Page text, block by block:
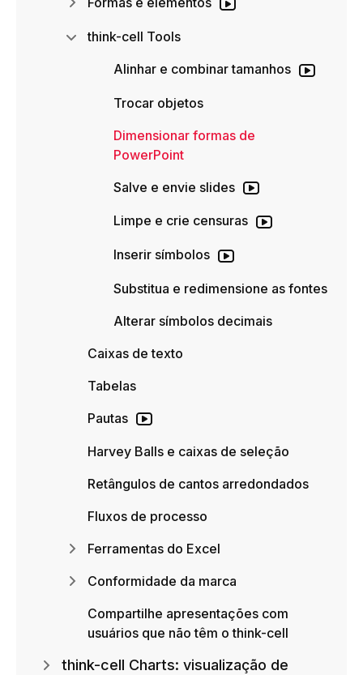
think-cell Tools
Alinhar e combinar tamanhos
Trocar objetos
Dimensionar formas de
PowerPoint
Salve e envie slides
Limpe e crie censuras
Inserir símbolos
Substitua e redimensione as fontes
Alterar símbolos decimais
Caixas de texto
Tabelas
Pautas
Harvey Balls e caixas de seleção
Retângulos de cantos arredondados
Fluxos de processo
Ferramentas do Excel
Conformidade da marca
Compartilhe apresentações com
usuários que não têm o think-cell
think-cell Charts: visualização de